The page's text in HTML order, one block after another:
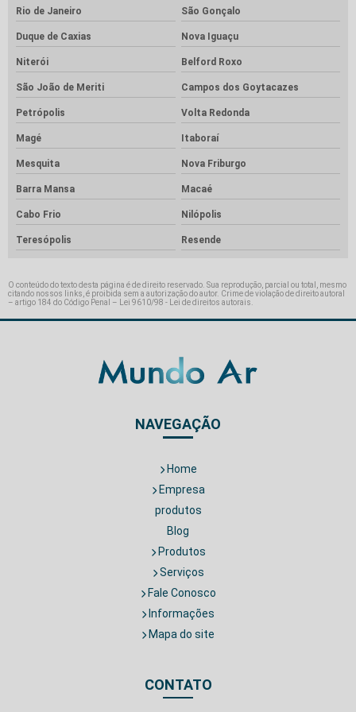
Rio de Janeiro São Gonçalo
Duque de Caxias Nova Iguaçu
Niterói Belford Roxo
São João de Meriti Campos dos Goytacazes
Petrópolis Volta Redonda
Magé Itaboraí
Mesquita Nova Friburgo
Barra Mansa Macaé
Cabo Frio Nilópolis
Teresópolis Resende
O conteúdo do texto desta página é de direito reservado. Sua reprodução, parcial ou total, mesmo
citando nossos links, é proibida sem a autorização do autor. Crime de violação de direito autoral
– artigo 184 do Código Penal –
Lei 9610/98 - Lei de direitos autorais
NAVEGAÇÃO
Home
Empresa
produtos
Blog
Produtos
Serviços
Fale Conosco
Informações
Mapa do site
CONTATO